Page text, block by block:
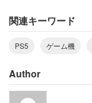
関連キーワード
PS5 ゲーム機
Author